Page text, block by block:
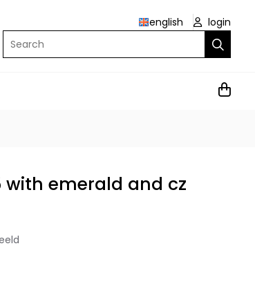
english
login
Search
with emerald and cz